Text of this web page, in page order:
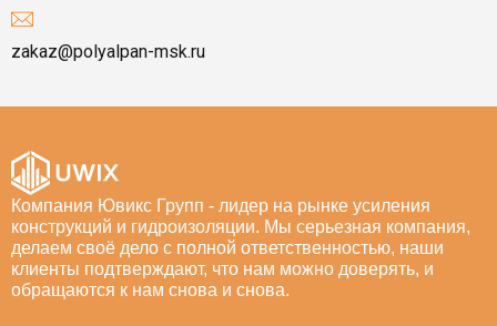
zakaz@polyalpan-msk.ru
Компания Ювикс Групп - лидер на рынке усиления
конструкций и гидроизоляции. Мы серьезная компания,
делаем своё дело с полной ответственностью, наши
клиенты подтверждают, что нам можно доверять, и
обращаются к нам снова и снова.